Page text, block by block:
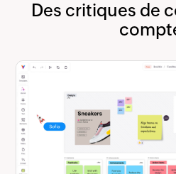
Des critiques de